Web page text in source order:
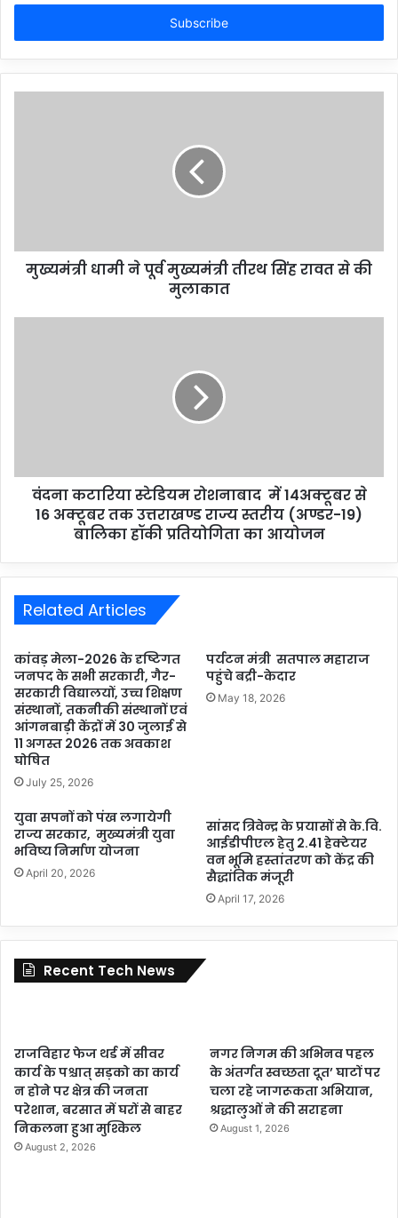
Email
मुख्यमंत्री धामी ने पूर्व मुख्यमंत्री तीरथ सिंह रावत से की
मुलाकात
वंदना कटारिया स्टेडियम रोशनाबाद में 14अक्टूबर से
16 अक्टूबर तक उत्तराखण्ड राज्य स्तरीय (अण्डर-19)
बालिका हॉकी प्रतियोगिता का आयोजन
Related Articles
कांवड़ मेला-2026 के दृष्टिगत
जनपद के सभी सरकारी, गैर-
सरकारी विद्यालयों, उच्च शिक्षण
संस्थानों, तकनीकी संस्थानों एवं
आंगनबाड़ी केंद्रों में 30 जुलाई से
11 अगस्त 2026 तक अवकाश
घोषित
July 25, 2026
पर्यटन मंत्री सतपाल महाराज
पहुंचे बद्री-केदार
May 18, 2026
युवा सपनों को पंख लगायेगी
राज्य सरकार, मुख्यमंत्री युवा
भविष्य निर्माण योजना
April 20, 2026
सांसद त्रिवेन्द्र के प्रयासों से के.वि.
आईडीपीएल हेतु 2.41 हेक्टेयर
वन भूमि हस्तांतरण को केंद्र की
सैद्धांतिक मंजूरी
April 17, 2026
Recent Tech News
राजविहार फेज थर्ड में सीवर
कार्य के पश्चात् सड़को का कार्य
न होने पर क्षेत्र की जनता
परेशान, बरसात में घरों से बाहर
निकलना हुआ मुश्किल
August 2, 2026
नगर निगम की अभिनव पहल
के अंतर्गत स्वच्छता दूत’ घाटों पर
चला रहे जागरूकता अभियान,
श्रद्धालुओं ने की सराहना
August 1, 2026